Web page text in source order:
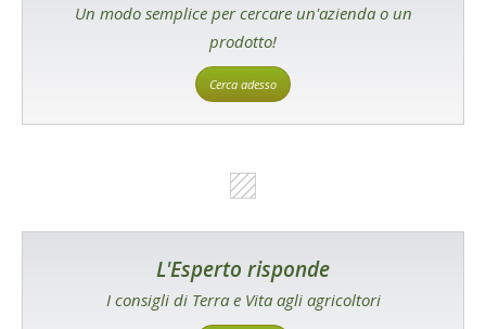
Un modo semplice per cercare un'azienda o un
prodotto!
Cerca adesso
L'Esperto risponde
I consigli di Terra e Vita agli agricoltori